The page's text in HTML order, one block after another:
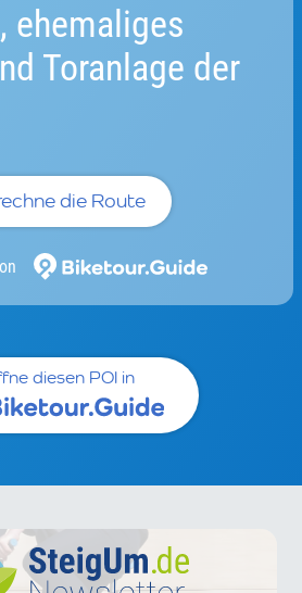
ehemaliges
Toranlage der
die Route
diesen POI in